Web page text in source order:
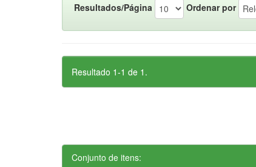
Resultados/Página Ordenar por
Resultado 1-1 de 1.
Conjunto de itens: